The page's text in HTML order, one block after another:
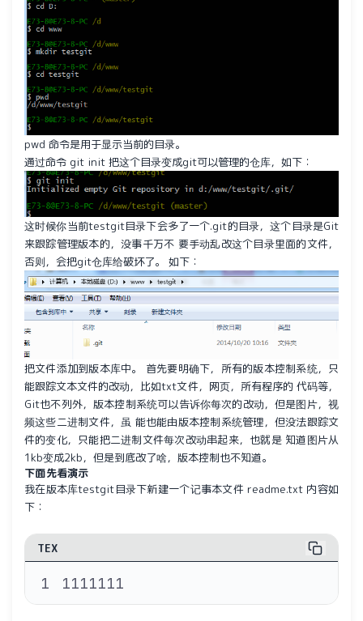
pwd 命令是用于显示当前的目录。
通过命令 git init 把这个目录变成git可以管理的仓库，如下：
这时候你当前testgit目录下会多了一个.git的目录，这个目录是Git
来跟踪管理版本的，没事千万不 要手动乱改这个目录里面的文件，
否则，会把git仓库给破坏了。 如下：
把文件添加到版本库中。 首先要明确下，所有的版本控制系统，只
能跟踪文本文件的改动，比如txt文件，网页，所有程序的 代码等，
Git也不列外，版本控制系统可以告诉你每次的改动，但是图片，视
频这些二进制文件，虽 能也能由版本控制系统管理，但没法跟踪文
件的变化，只能把二进制文件每次改动串起来，也就是 知道图片从
1kb变成2kb，但是到底改了啥，版本控制也不知道。
下面先看演示
我在版本库testgit目录下新建一个记事本文件 readme.txt 内容如
下：
TEX
1111111